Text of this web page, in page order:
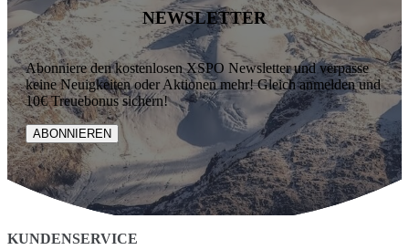
NEWSLETTER
Abonniere den kostenlosen XSPO Newsletter und verpasse
keine Neuigkeiten oder Aktionen mehr! Gleich anmelden und
10€ Treuebonus sichern!
ABONNIEREN
KUNDENSERVICE